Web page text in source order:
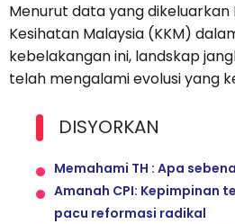
Menurut data yang
Kesihatan Malaysia (KKM)
kebelakangan ini, landskap
telah mengalami evolusi yang
DISYORKAN
Memahami TH : Apa
Amanah CPI: Kepimpinan
pacu reformasi radikal